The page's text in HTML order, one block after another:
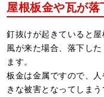
屋根板金や瓦が落
釘抜けが起きていると
風が来た場合、落下し
ます。
板金は金属ですので、
きな被害となってしまう